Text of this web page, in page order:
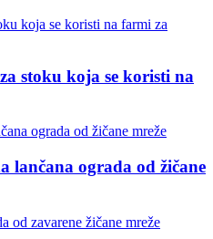
stoku koja se koristi na
lančana ograda od žičane